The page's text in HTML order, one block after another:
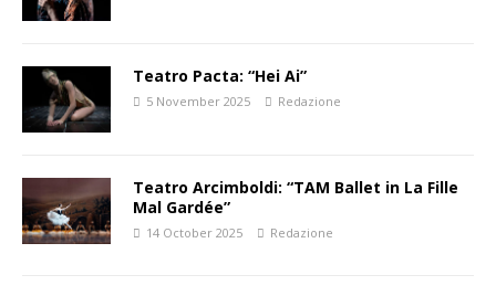
Teatro Pacta: “Hei Ai”
5 November 2025 Redazione
Teatro Arcimboldi: “TAM Ballet in La Fille
Mal Gardée”
14 October 2025 Redazione